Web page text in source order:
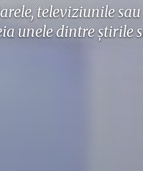
televiziunile
unele dintre știrile